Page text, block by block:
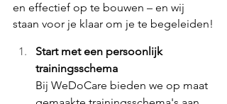
en effectief op te bouwen – en wij
staan voor je klaar om je te begeleiden!
Start met een persoonlijk
trainingsschema
Bij WeDoCare bieden we op maat